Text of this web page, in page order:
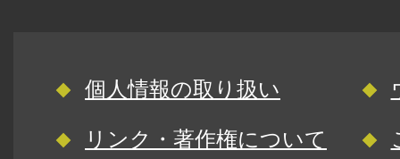
個人情報の取り扱い
リンク・著作権について